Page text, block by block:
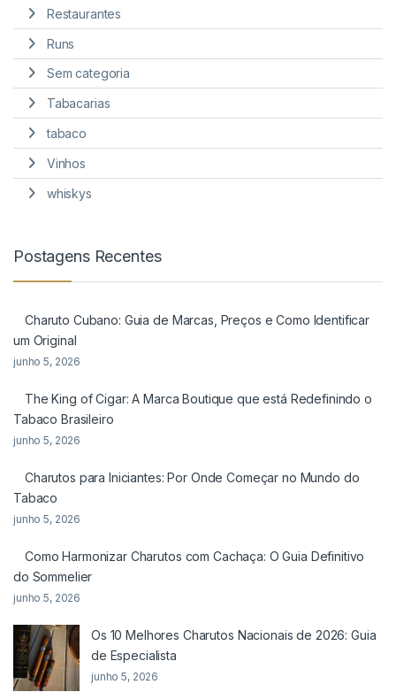
Restaurantes
Runs
Sem categoria
Tabacarias
tabaco
Vinhos
whiskys
Postagens Recentes
Charuto Cubano: Guia de Marcas, Preços e Como Identificar
um Original
junho 5, 2026
The King of Cigar: A Marca Boutique que está Redefinindo o
Tabaco Brasileiro
junho 5, 2026
Charutos para Iniciantes: Por Onde Começar no Mundo do
Tabaco
junho 5, 2026
Como Harmonizar Charutos com Cachaça: O Guia Definitivo
do Sommelier
junho 5, 2026
Os 10 Melhores Charutos Nacionais de 2026: Guia
de Especialista
junho 5, 2026